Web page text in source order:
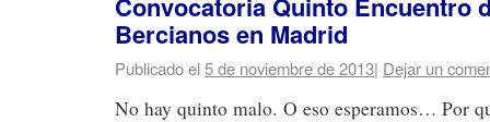
Bercianos en Madrid
Publicado el5 de noviembre de 2013| Dejar un
No hay quinto malo. O eso esperamos… Por